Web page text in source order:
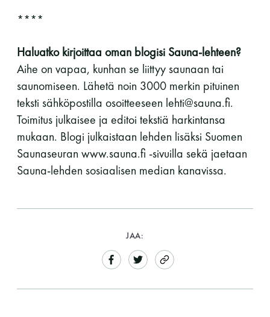
****
Haluatko kirjoittaa oman blogisi Sauna-lehteen?
Aihe on vapaa, kunhan se liittyy saunaan tai
saunomiseen. Lähetä noin 3000 merkin pituinen
teksti sähköpostilla osoitteeseen lehti@sauna.fi.
Toimitus julkaisee ja editoi tekstiä harkintansa
mukaan. Blogi julkaistaan lehden lisäksi Suomen
Saunaseuran www.sauna.fi -sivuilla sekä jaetaan
Sauna-lehden sosiaalisen median kanavissa.
JAA: